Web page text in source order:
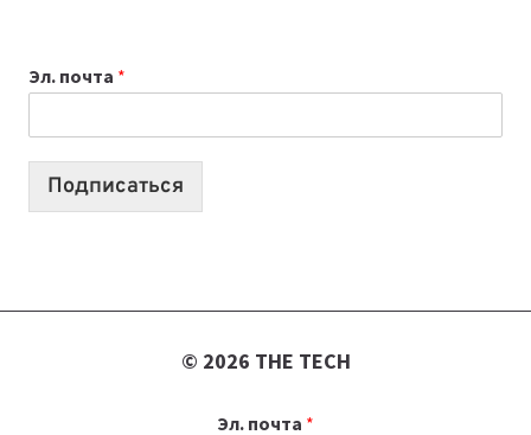
2026:
10
Эл. почта *
Подписаться
© 2026 THE TECH
Эл. почта *